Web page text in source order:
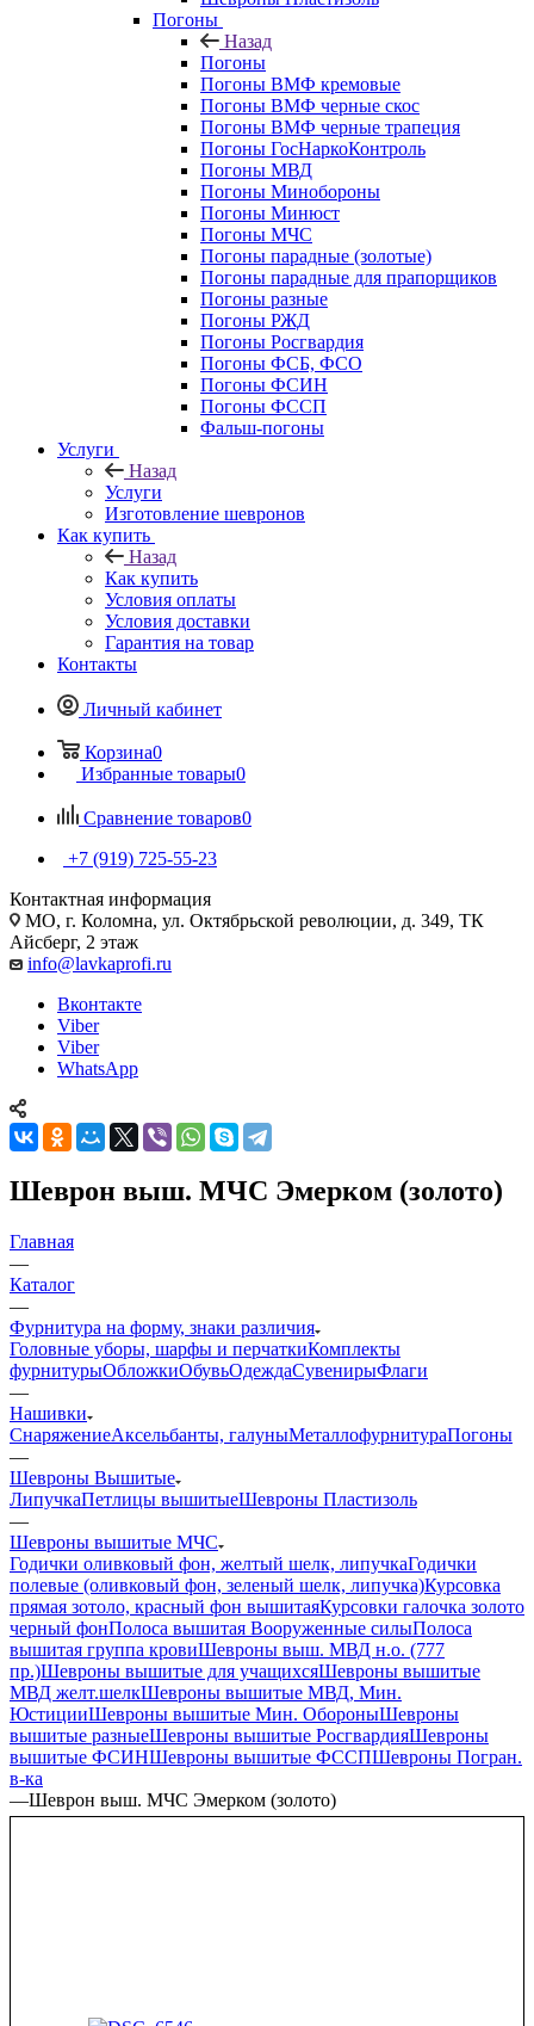
Погоны
Назад
Погоны
Погоны ВМФ кремовые
Погоны ВМФ черные скос
Погоны ВМФ черные трапеция
Погоны ГосНаркоКонтроль
Погоны МВД
Погоны Минобороны
Погоны Минюст
Погоны МЧС
Погоны парадные (золотые)
Погоны парадные для прапорщиков
Погоны разные
Погоны РЖД
Погоны Росгвардия
Погоны ФСБ, ФСО
Погоны ФСИН
Погоны ФССП
Фальш-погоны
Услуги
Назад
Услуги
Изготовление шевронов
Как купить
Назад
Как купить
Условия оплаты
Условия доставки
Гарантия на товар
Контакты
Личный кабинет
Корзина0
Избранные товары0
Сравнение товаров0
+7 (919) 725-55-23
Контактная информация
МО, г. Коломна, ул. Октябрьской революции, д. 349, ТК
Айсберг, 2 этаж
info@lavkaprofi.ru
Вконтакте
Viber
Viber
WhatsApp
Шеврон выш. МЧС Эмерком (золото)
Главная
—
Каталог
—
Фурнитура на форму, знаки различия
Головные уборы, шарфы и перчаткиКомплекты
фурнитурыОбложкиОбувьОдеждаСувенирыФлаги
—
Нашивки
СнаряжениеАксельбанты, галуныМеталлофурнитураПогоны
—
Шевроны Вышитые
ЛипучкаПетлицы вышитыеШевроны Пластизоль
—
Шевроны вышитые МЧС
Годички оливковый фон, желтый шелк, липучкаГодички
полевые (оливковый фон, зеленый шелк, липучка)Курсовка
прямая зотоло, красный фон вышитаяКурсовки галочка золото
черный фонПолоса вышитая Вооруженные силыПолоса
вышитая группа кровиШевроны выш. МВД н.о. (777
пр.)Шевроны вышитые для учащихсяШевроны вышитые
МВД желт.шелкШевроны вышитые МВД, Мин.
ЮстицииШевроны вышитые Мин. ОбороныШевроны
вышитые разныеШевроны вышитые РосгвардияШевроны
вышитые ФСИНШевроны вышитые ФССПШевроны Погран.
в-ка
—Шеврон выш. МЧС Эмерком (золото)